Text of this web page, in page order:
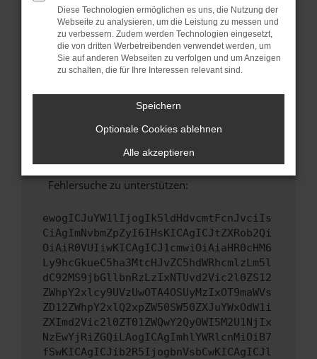
Betriebssystem auf dem neuesten Stand
sind.
Veraltete Software birgt nicht nur ein
Sicherheitsrisiko, sondern kann auch dazu
führen, dass bestimmte Funktionen nicht mehr
Wende dich an den Webseitenbetreiber.
Wenn du alle oben genannten Schritte versucht
hast, kontaktiere uns bitte. Wir werden
versuchen, das Problem zu beheben. Du kannst
uns diesen Text schicken, um uns bei der
Fehlersuche zu unterstützen:
ewogICJuYW1lIjogIk5ldHdvcmtFcnJvciIs
CiAgImNvbmZpZyI6IHsKICAgICJtZXRob2Qi
OiAiR0VUIiwKICAgICJ1cmwiOiAiaHR0cHM6
Ly9hcGkueC5ha3MtcHJvZC5hdWRhcmlzLm5l
dC92MS9jbGllbnRzLzIxNTUvd2Vic2l0ZS12
ZWhpY2xlcy9UVzUwOTA4OSUyMzIxOT9maWVs
ZD12ZWhpY2xlQ2xpZW50SW50ZXJuYWxOdW1i
ZXImd2Vic2l0ZT01ZWQwY2QyOWI5M2U1NjIx
NzEwYjRiZGQiLAogICAgImhlYWRlcnMiOiB7
fSwKICAgICJib2R5IjogbnVsbCwKICAgICJl
Diese Technologien ermöglichen es uns, die Nutzung der
Webseite zu analysieren, um die Leistung zu messen und
zu verbessern. Zudem werden Technologien eingesetzt,
die von dritten Werbetreibenden verwendet werden, um
Sie auf anderen Webseiten zu verfolgen und um Anzeigen
zu schalten, die für Ihre Interessen relevant sind.
Speichern
Optionale Cookies ablehnen
Alle akzeptieren